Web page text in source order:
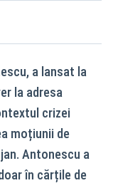
a lansat la
la adresa
crizei
moțiunii de
Antonescu a
în cărțile de